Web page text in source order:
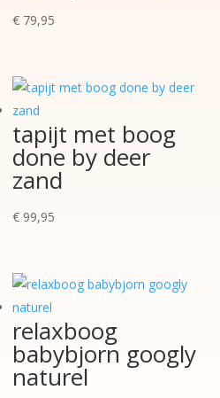
€ 79,95
tapijt met boog
done by deer
zand
€ 99,95
relaxboog
babybjorn googly
naturel